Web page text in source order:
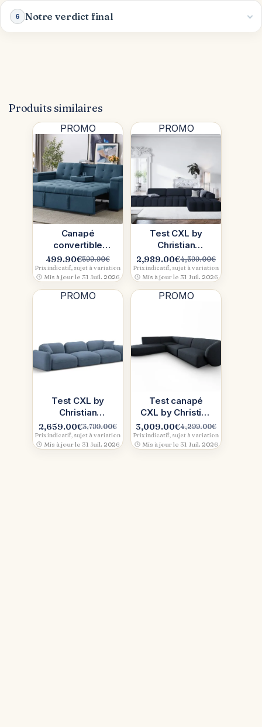
6 Notre verdict final
Produits similaires
PROMO
Canapé
convertible
Noho bleu
pétrole, notre
test complet
(Concept
599.90€
Le
prix
initial
était :
499.90€
Le
prix
actuel
est :
Prix indicatif, sujet à variation
Mis à jour le 31 Juil. 2026
PROMO
Test CXL by
Christian
Lacroix : le
canapé en
velours bleu qui
assume
4,599.00€
Le
prix
initial
était :
2,989.00€
Le
prix
actuel
est :
Prix indicatif, sujet à variation
Mis à jour le 31 Juil. 2026
PROMO
Test CXL by
Christian
Lacroix, Canapé
en tissu Bubble
bleu
3,799.00€
Le
prix
initial
2,659.00€
Le
prix
actuel
Prix indicatif, sujet à variation
Mis à jour le 31 Juil. 2026
PROMO
Test canapé
CXL by Christian
Lacroix, Legacy
en tissu chenille
bleu
4,299.00€
Le
prix
initial
3,009.00€
Le
prix
actuel
Prix indicatif, sujet à variation
Mis à jour le 31 Juil. 2026